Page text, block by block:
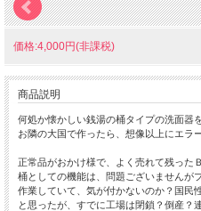
価格:4,000円(非課税)
商品説明
何処か懐かしい銭湯の桶タイプの洗面器
お隣の大国で作ったら、想像以上にエラ
正常品がおかけ様で、よく売れて残った
桶としての機能は、問題ございませんが
作業していて、気が付かないのか？国民
と思ったが、すでに工場は閉鎖？倒産？